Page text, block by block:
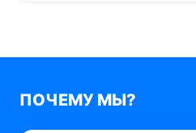
ПОЧЕМУ МЫ?